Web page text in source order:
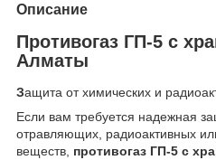
Описание
Противогаз ГП-5 с
Алматы
Защита от химических и
Если вам требуется надежная
отравляющих, радиоактивных
веществ, противогаз ГП-5 с